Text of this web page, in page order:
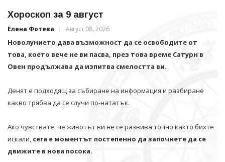
Хороскоп за 9 август
Елена Фотева Август 08, 2026
Новолунието дава възможност да се освободите от
това, което вече не ви пасва, през това време Сатурн в
Овен продължава да изпитва смелостта ви.
Денят е подходящ за събиране на информация и разбиране
какво трябва да се случи по-нататък.
Ако чувствате, че животът ви не се развива точно както бихте
искали, сега е моментът постепенно да започнете да се
движите в нова посока.